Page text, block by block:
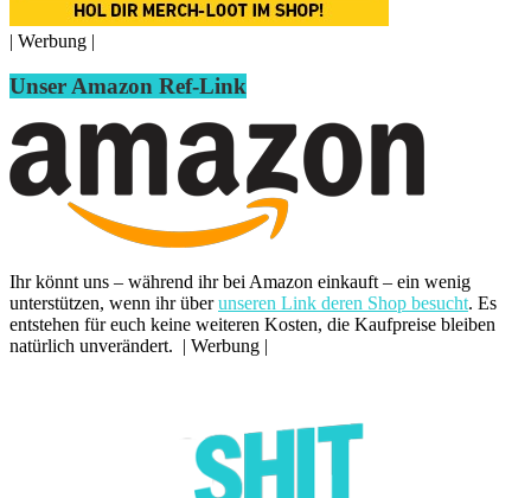
| Werbung |
Unser Amazon Ref-Link
Ihr könnt uns – während ihr bei Amazon einkauft – ein wenig
unterstützen, wenn ihr überunseren Link deren Shop besucht. Es
entstehen für euch keine weiteren Kosten, die Kaufpreise bleiben
natürlich unverändert. | Werbung |